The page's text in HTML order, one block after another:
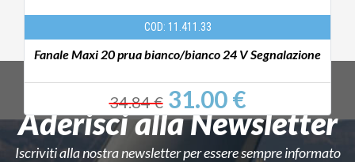
COD: 11.411.33
Fanale Maxi 20 prua bianco/bianco 24 V Segnalazione
34.84 €31.00 €
Aderisci alla Newsletter
Iscriviti alla nostra newsletter per essere sempre informato